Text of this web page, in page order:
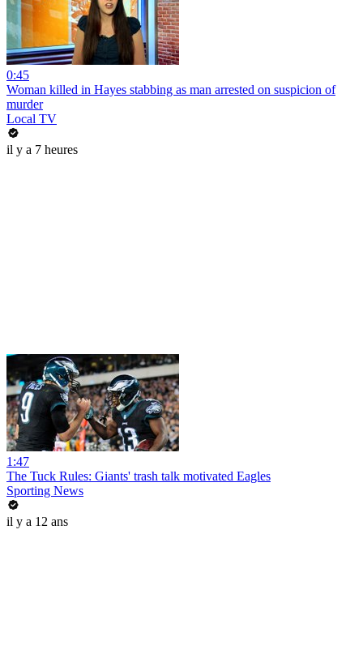
0:45
Woman killed in Hayes stabbing as man arrested on suspicion of
murder
Local TV
il y a 7 heures
1:47
The Tuck Rules: Giants' trash talk motivated Eagles
Sporting News
il y a 12 ans